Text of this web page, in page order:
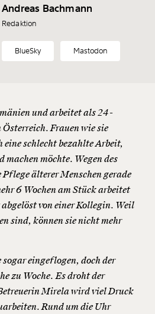
Andreas Bachmann
Redaktion
BlueSky Mastodon
und arbeitet als 24-
Frauen wie sie
schlecht bezahlte Arbeit,
machen möchte. Wegen des
älterer Menschen gerade
6 Wochen am Stück arbeitet
von einer Kollegin. Weil
sind, können sie nicht mehr
eingeflogen, doch der
zu Woche. Es droht der
Mirela wird viel Druck
Rund um die Uhr